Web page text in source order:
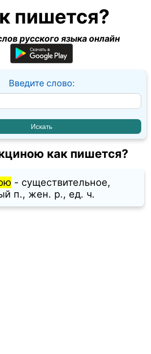
пишется?
русского языка онлайн
Введите слово:
как пишется?
- существительное,
п., жен. p., ед. ч.